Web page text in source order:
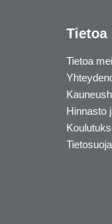
Tietoa
Tietoa
Hinnasto